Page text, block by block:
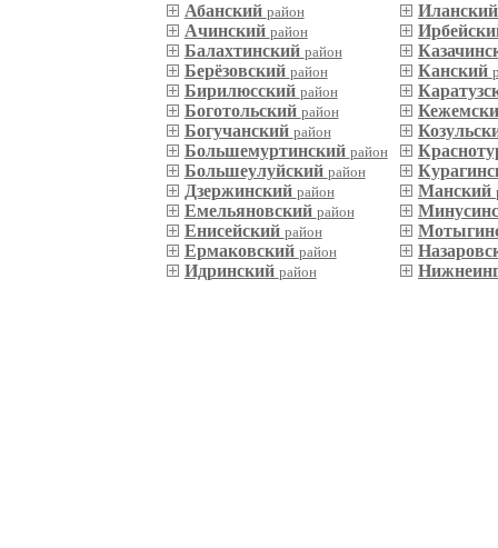
Абанский район
Ачинский район
Балахтинский район
Берёзовский район
Бирилюсский район
Боготольский район
Богучанский район
Большемуртинский район
Большеулуйский район
Дзержинский район
Емельяновский район
Енисейский район
Ермаковский район
Идринский район
Канский
Манский